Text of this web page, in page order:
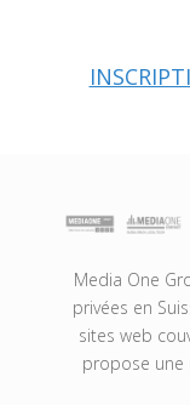
Media One
privées en
sites web
propose une